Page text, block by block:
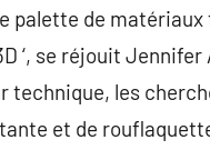
palette de
‘, se réjouit
les
et de